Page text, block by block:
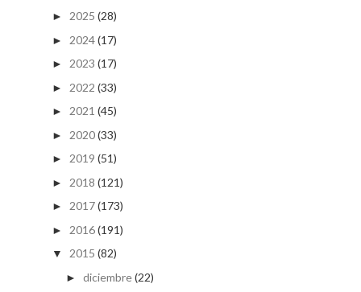
► 2025 (28)
► 2024(17)
► 2023 (17)
► 2022 (33)
► 2021 (45)
► 2020(33)
► 2019 (51)
► 2018 (121)
► 2017(173)
► 2016(191)
▼ 2015 (82)
► diciembre(22)